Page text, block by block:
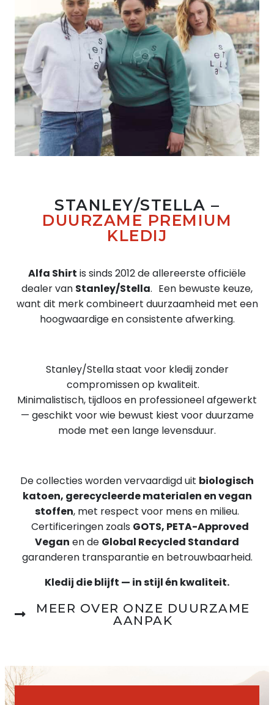
STANLEY/STELLA –
DUURZAME PREMIUM
KLEDIJ
Alfa Shirt is sinds 2012 de allereerste officiële
dealer van Stanley/Stella. Een bewuste keuze,
want dit merk combineert duurzaamheid met een
hoogwaardige en consistente afwerking.
Stanley/Stella staat voor kledij zonder
compromissen op kwaliteit.
Minimalistisch, tijdloos en professioneel afgewerkt
— geschikt voor wie bewust kiest voor duurzame
mode met een lange levensduur.
De collecties worden vervaardigd uit biologisch
katoen, gerecycleerde materialen en vegan
stoffen, met respect voor mens en milieu.
Certificeringen zoals GOTS, PETA-Approved
Vegan en de Global Recycled Standard
garanderen transparantie en betrouwbaarheid.
Kledij die blijft — in stijl én kwaliteit.
MEER OVER ONZE DUURZAME
AANPAK